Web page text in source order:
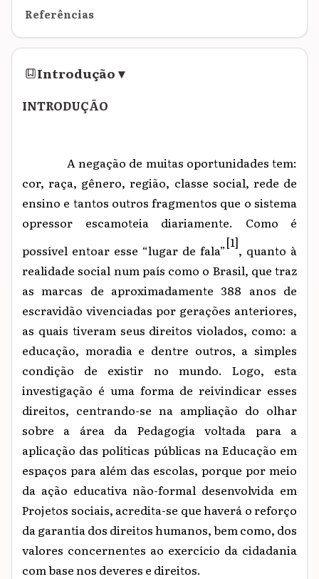
Referências
Introdução▾
INTRODUÇÃO
A negação de muitas oportunidades tem:
cor, raça, gênero, região, classe social, rede de
ensino e tantos outros fragmentos que o sistema
opressor escamoteia diariamente. Como é
possível entoar esse “lugar de fala”[1], quanto à
realidade social num país como o Brasil, que traz
as marcas de aproximadamente 388 anos de
escravidão vivenciadas por gerações anteriores,
as quais tiveram seus direitos violados, como: a
educação, moradia e dentre outros, a simples
condição de existir no mundo. Logo, esta
investigação é uma forma de reivindicar esses
direitos, centrando-se na ampliação do olhar
sobre a área da Pedagogia voltada para a
aplicação das políticas públicas na Educação em
espaços para além das escolas, porque por meio
da ação educativa não-formal desenvolvida em
Projetos sociais, acredita-se que haverá o reforço
da garantia dos direitos humanos, bem como, dos
valores concernentes ao exercício da cidadania
com base nos deveres e direitos.